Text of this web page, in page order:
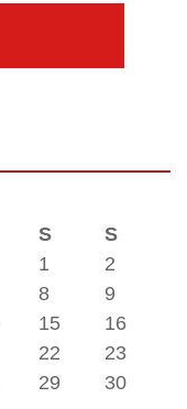
S
S
1
2
8
9
15
16
22
23
29
30